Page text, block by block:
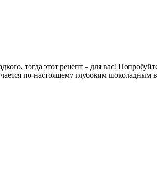
тогда этот рецепт – для вас!
по-настоящему глубоким